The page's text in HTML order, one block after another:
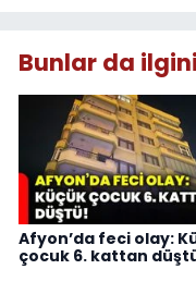
Bunlar da
Afyon’da feci olay:
çocuk 6. kattan